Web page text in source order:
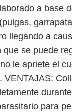
a
llegando a
se puede
le apriete el
para